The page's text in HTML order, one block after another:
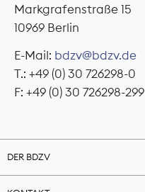
Markgrafenstraße 15
10969 Berlin
E-Mail: bdzv@bdzv.de
T.: +49 (0) 30 726298-0
F: +49 (0) 30 726298-299
DER BDZV